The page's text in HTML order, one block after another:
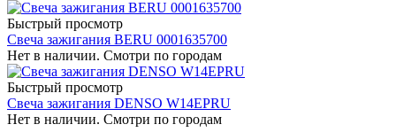
Быстрый просмотр
Свеча зажигания BERU 0001635700
Нет в наличии. Смотри по городам
Быстрый просмотр
Свеча зажигания DENSO W14EPRU
Нет в наличии. Смотри по городам